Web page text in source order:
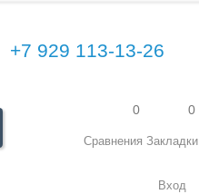
+7 929 113-13-26
0
Закладки
0
Сравнения
Вход